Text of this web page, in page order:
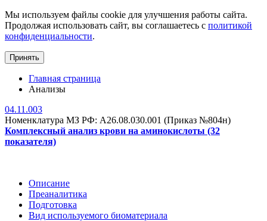
Мы используем файлы cookie для улучшения работы сайта.
Продолжая использовать сайт, вы соглашаетесь с политикой
конфиденциальности.
Принять
Главная страница
Анализы
04.11.003
Номенклатура МЗ РФ: A26.08.030.001 (Приказ №804н)
Комплексный анализ крови на аминокислоты (32
показателя)
Описание
Преаналитика
Подготовка
Вид используемого биоматериала